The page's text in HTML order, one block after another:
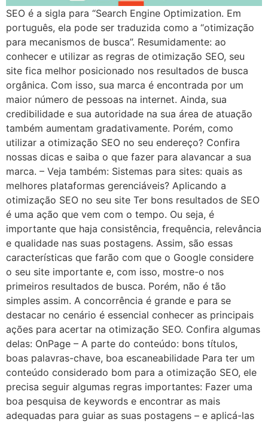
SEO é a sigla para “Search Engine Optimization. Em
português, ela pode ser traduzida como a “otimização
para mecanismos de busca”. Resumidamente: ao
conhecer e utilizar as regras de otimização SEO, seu
site fica melhor posicionado nos resultados de busca
orgânica. Com isso, sua marca é encontrada por um
maior número de pessoas na internet. Ainda, sua
credibilidade e sua autoridade na sua área de atuação
também aumentam gradativamente. Porém, como
utilizar a otimização SEO no seu endereço? Confira
nossas dicas e saiba o que fazer para alavancar a sua
marca. – Veja também: Sistemas para sites: quais as
melhores plataformas gerenciáveis? Aplicando a
otimização SEO no seu site Ter bons resultados de SEO
é uma ação que vem com o tempo. Ou seja, é
importante que haja consistência, frequência, relevância
e qualidade nas suas postagens. Assim, são essas
características que farão com que o Google considere
o seu site importante e, com isso, mostre-o nos
primeiros resultados de busca. Porém, não é tão
simples assim. A concorrência é grande e para se
destacar no cenário é essencial conhecer as principais
ações para acertar na otimização SEO. Confira algumas
delas: OnPage – A parte do conteúdo: bons títulos,
boas palavras-chave, boa escaneabilidade Para ter um
conteúdo considerado bom para a otimização SEO, ele
precisa seguir algumas regras importantes: Fazer uma
boa pesquisa de keywords e encontrar as mais
adequadas para guiar as suas postagens – e aplicá-las